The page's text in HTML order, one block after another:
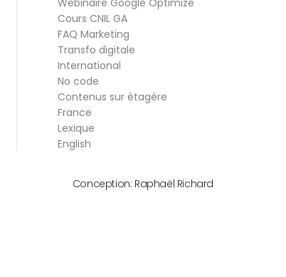
Cours CNIL GA
FAQ Marketing
Transfo digitale
International
No code
Contenus sur étagère
France
Lexique
English
Conception: Raphaël Richard